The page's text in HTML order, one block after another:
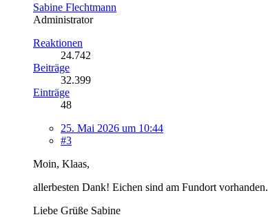
Sabine Flechtmann
Administrator
Reaktionen
24.742
Beiträge
32.399
Einträge
48
25. Mai 2026 um 10:44
#3
Moin, Klaas,
allerbesten Dank! Eichen sind am Fundort vorhanden.
Liebe Grüße Sabine